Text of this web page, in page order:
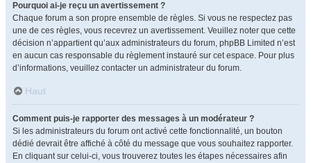
Pourquoi ai-je reçu un avertissement ?
Chaque forum a son propre ensemble de règles. Si vous ne respectez pas
une de ces règles, vous recevrez un avertissement. Veuillez noter que cette
décision n’appartient qu’aux administrateurs du forum, phpBB Limited n’est
en aucun cas responsable du règlement instauré sur cet espace. Pour plus
d’informations, veuillez contacter un administrateur du forum.
Haut
Comment puis-je rapporter des messages à un modérateur ?
Si les administrateurs du forum ont activé cette fonctionnalité, un bouton
dédié devrait être affiché à côté du message que vous souhaitez rapporter.
En cliquant sur celui-ci, vous trouverez toutes les étapes nécessaires afin